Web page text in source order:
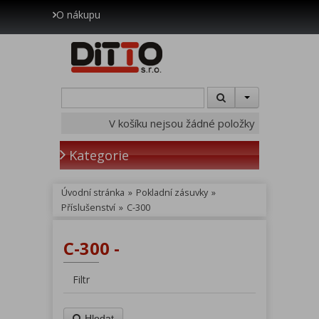
O nákupu
V košíku nejsou žádné položky
Kategorie
Úvodní stránka » Pokladní zásuvky »
Příslušenství » C-300
C-300 -
Filtr